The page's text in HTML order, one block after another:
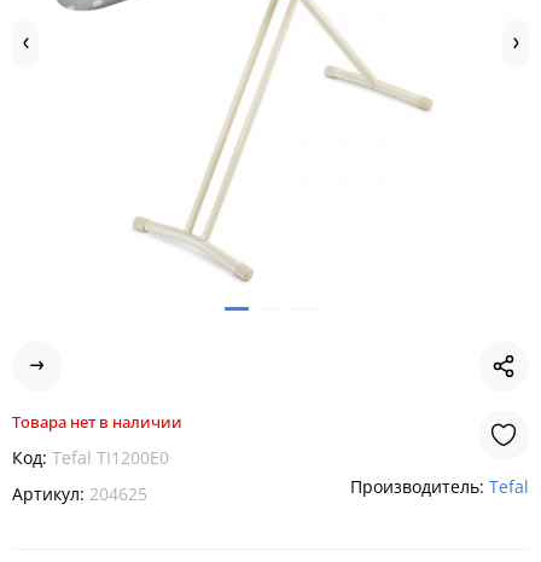
Товара нет в наличии
Код: Tefal TI1200E0
Артикул: 204625 Производитель: Tefal